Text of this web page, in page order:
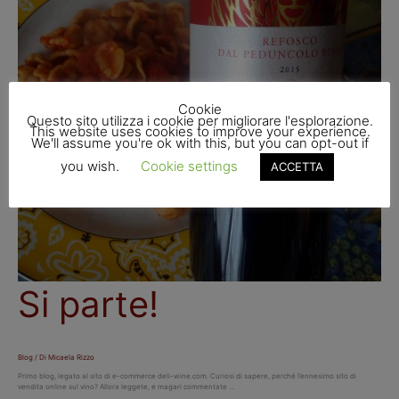
Si parte!
Blog / Di Micaela Rizzo
Primo blog, legato al sito di e-commerce deli-wine.com. Curiosi di sapere, perché l’ennesimo sito di
vendita online sul vino? Allora leggete, e magari commentate …
Cookie
Questo sito utilizza i cookie per migliorare l'esplorazione.
This website uses cookies to improve your experience.
We'll assume you're ok with this, but you can opt-out if
you wish.
Cookie settings ACCETTA